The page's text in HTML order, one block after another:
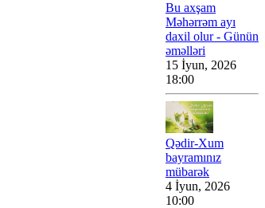
Bu axşam
Məhərrəm ayı
daxil olur - Günün
əməlləri
15 İyun, 2026
18:00
Qədir-Xum
bayramınız
mübarək
4 İyun, 2026
10:00